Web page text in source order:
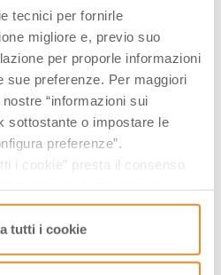
tecnici per fornirle
migliore e, previo suo
per proporle informazioni
sue preferenze. Per maggiori
“informazioni sui
sottostante o impostare le
preferenze”.
i cookie” presta il consenso
solo i cookie necessari” e
tecnici necessari al corretto
tutti i cookie
30 31 01
06 07 08 09
evidenziati cliccandovi sopra
­INFO & BIGLIETTI
propone anche